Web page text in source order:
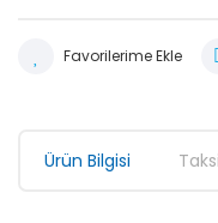
Ürün Bilgisi